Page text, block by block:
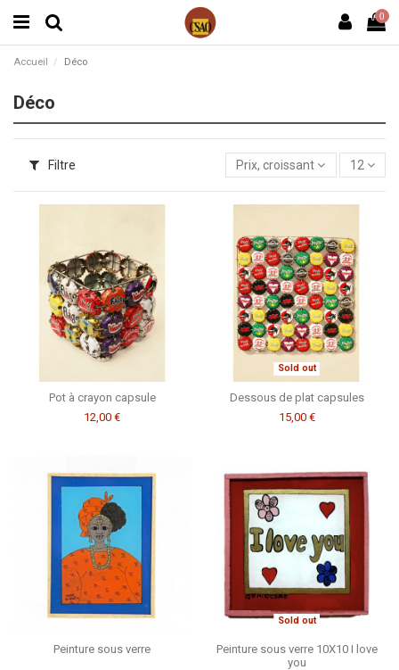
0
Accueil Déco
Déco
Filtre Prix, croissant 12
Pot à crayon capsule
12,00 €
Sold out
Dessous de plat capsules
15,00 €
Peinture sous verre
Sold out
Peinture sous verre 10X10 I love
you